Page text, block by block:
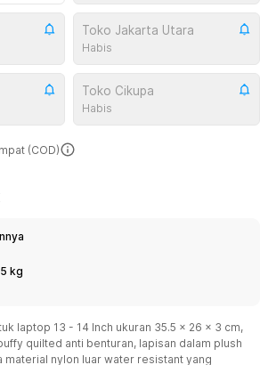
Toko Jakarta Utara
Habis
Toko Cikupa
Habis
(COD)
kg
laptop 13 - 14 Inch ukuran 35.5 x 26 x 3 cm,
quilted anti benturan, lapisan dalam plush
material nylon luar water resistant yang